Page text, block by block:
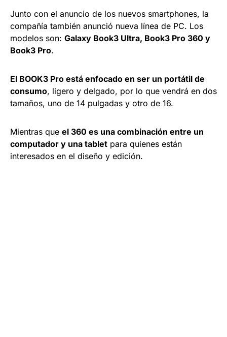
Junto con el anuncio de los nuevos smartphones, la
compañía también anunció nueva línea de PC. Los
modelos son: Galaxy Book3 Ultra, Book3 Pro 360 y
Book3 Pro.
El BOOK3 Pro está enfocado en ser un portátil de
consumo, ligero y delgado, por lo que vendrá en dos
tamaños, uno de 14 pulgadas y otro de 16.
Mientras que el 360 es una combinación entre un
computador y una tablet para quienes están
interesados en el diseño y edición.